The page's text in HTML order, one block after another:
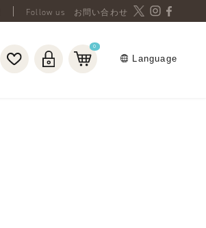
お問い合わせ
0
Language